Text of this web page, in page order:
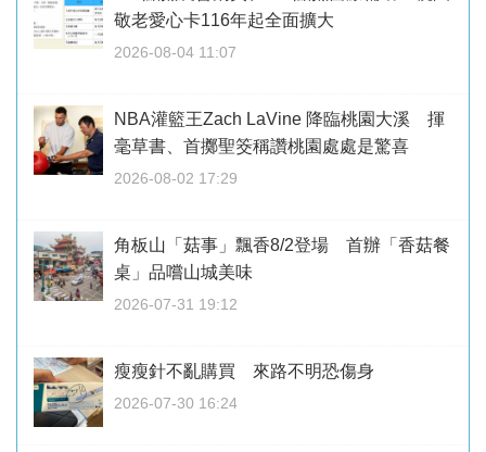
敬老愛心卡116年起全面擴大
2026-08-04 11:07
NBA灌籃王Zach LaVine 降臨桃園大溪 揮
毫草書、首擲聖筊稱讚桃園處處是驚喜
2026-08-02 17:29
角板山「菇事」飄香8/2登場 首辦「香菇餐
桌」品嚐山城美味
2026-07-31 19:12
瘦瘦針不亂購買 來路不明恐傷身
2026-07-30 16:24